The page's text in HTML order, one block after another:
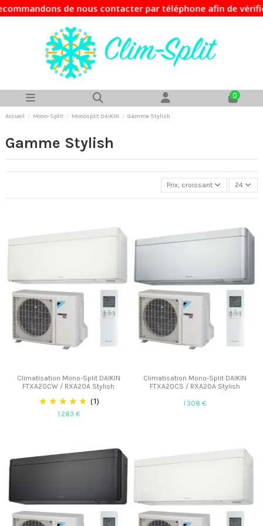
de nous contacter par téléphone afin de vérifier la
0
Accueil Mono-Split Monosplit DAIKIN Gamme Stylish
Gamme Stylish
Prix, croissant 24
Climatisation Mono-Split DAIKIN
FTXA20CW / RXA20A Stylish
(1)
1 283 €
Climatisation Mono-Split DAIKIN
FTXA20CS / RXA20A Stylish
1 308 €